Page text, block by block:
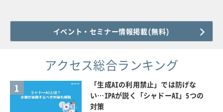
イベント・セミナー情報掲載(無料)
アクセス総合ランキング
1
「生成AIの利用禁止」では防げな
い…IPAが説く「シャドーAI」5つの
対策